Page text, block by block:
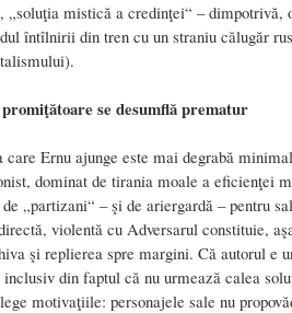
mistică a credinţei“ – dimpotrivă,
întîlnirii din tren cu un straniu călugăr
se desumflă prematur
Ernu ajunge este mai degrabă
dominat de tirania moale a eficienţei
„partizani“ – şi de ariergardă – pentru
violentă cu Adversarul constituie,
şi replierea spre margini. Că autorul e
inclusiv din faptul că nu urmează calea
motivaţiile: personajele sale nu